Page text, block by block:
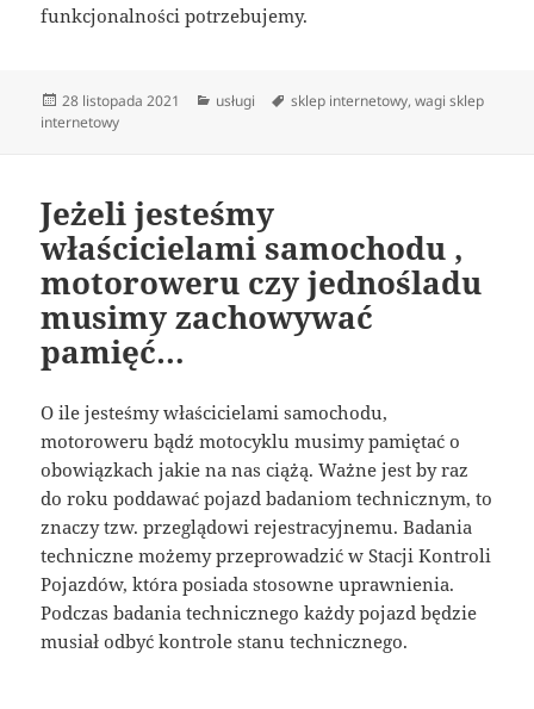
funkcjonalności potrzebujemy.
Data
publikacji
28 listopada 2021 Kategorie
usługi Tagi
sklep internetowy,wagi sklep
internetowy
Jeżeli jesteśmy
właścicielami samochodu ,
motoroweru czy jednośladu
musimy zachowywać
pamięć…
O ile jesteśmy właścicielami samochodu,
motoroweru bądź motocyklu musimy pamiętać o
obowiązkach jakie na nas ciążą. Ważne jest by raz
do roku poddawać pojazd badaniom technicznym, to
znaczy tzw. przeglądowi rejestracyjnemu. Badania
techniczne możemy przeprowadzić w Stacji Kontroli
Pojazdów, która posiada stosowne uprawnienia.
Podczas badania technicznego każdy pojazd będzie
musiał odbyć kontrole stanu technicznego.